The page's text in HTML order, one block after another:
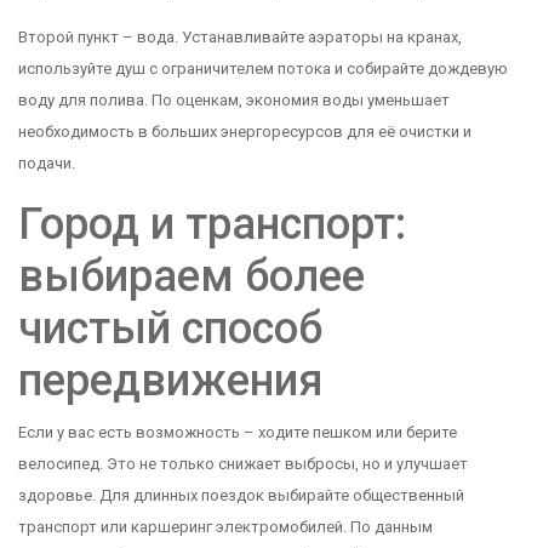
Второй пункт – вода. Устанавливайте аэраторы на кранах,
используйте душ с ограничителем потока и собирайте дождевую
воду для полива. По оценкам, экономия воды уменьшает
необходимость в больших энергоресурсов для её очистки и
подачи.
Город и транспорт:
выбираем более
чистый способ
передвижения
Если у вас есть возможность – ходите пешком или берите
велосипед. Это не только снижает выбросы, но и улучшает
здоровье. Для длинных поездок выбирайте общественный
транспорт или каршеринг электромобилей. По данным